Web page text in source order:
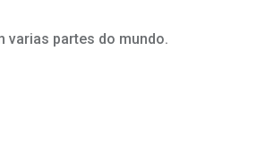
varias partes do mundo.